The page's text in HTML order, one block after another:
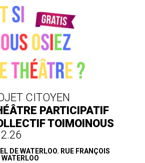
CITOYEN
PARTICIPATIF
TOIMOINOUS
DE WATERLOO. RUE FRANÇOIS